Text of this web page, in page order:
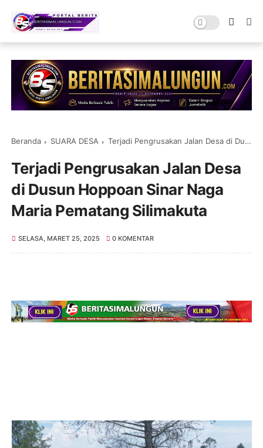
Beranda SUARA DESA Terjadi Pengrusakan Jalan Desa di Dusun Hoppoan Sinar Naga Maria Pematang Silimakuta
Terjadi Pengrusakan Jalan Desa
di Dusun Hoppoan Sinar Naga
Maria Pematang Silimakuta
SELASA, MARET 25, 2025 0 KOMENTAR